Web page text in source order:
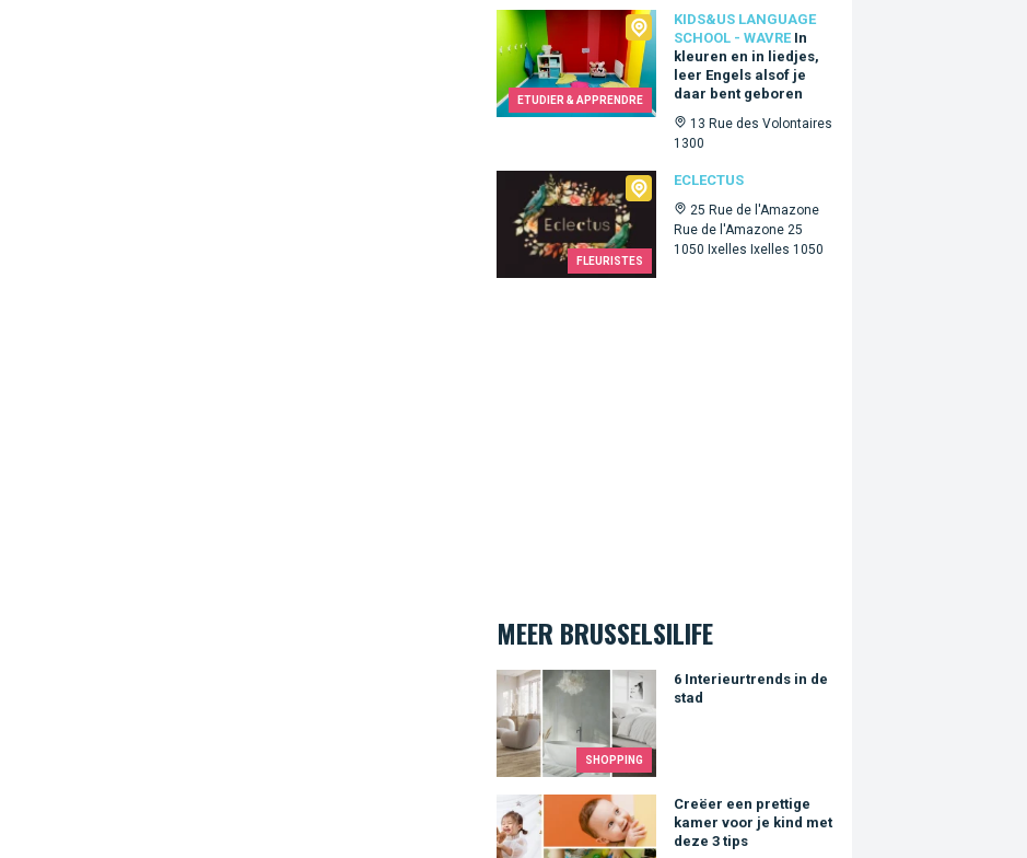
ETUDIER & APPRENDRE
KIDS&US LANGUAGE
SCHOOL - WAVRE In
kleuren en in liedjes,
leer Engels alsof je
daar bent geboren
13 Rue des Volontaires
1300
Kids&Us language school - Wavre
FLEURISTES
ECLECTUS
25 Rue de l'Amazone
Rue de l'Amazone 25
1050 Ixelles Ixelles 1050
Eclectus
MEER BRUSSELSILIFE
SHOPPING
6 Interieurtrends in de
stad
6 Interieurtrends in de stad
Creëer een prettige
kamer voor je kind met
deze 3 tips
Creëer een prettige kamer voor je kind met deze 3 tips